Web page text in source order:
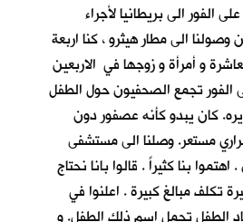
الفور الى بريطانيا لأجراء
وصولنا الى مطار هيثرو ، كنا اربعة
و أمرأة و زوجها في الاربعين
الفور تجمع الصحفيون حول الطفل
كان يبدو كأنه عصفور دون
مستعر. وصلنا الى مستشفى
بنا كثيراً . قالوا بانا نحتاج
تكلف مبالغ كبيرة . اعلنوا في